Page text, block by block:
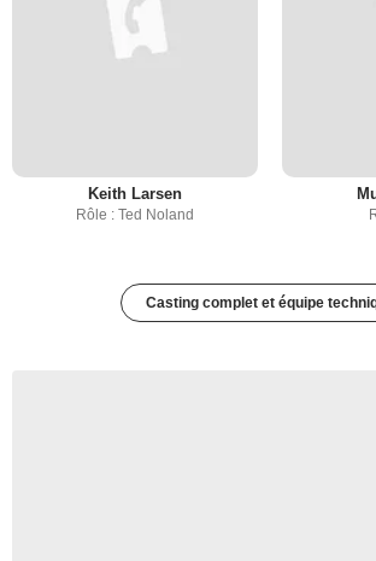
Keith Larsen
Rôle : Ted Noland
Casting complet et équipe